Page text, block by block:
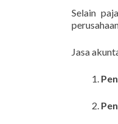
Selain
Jasa